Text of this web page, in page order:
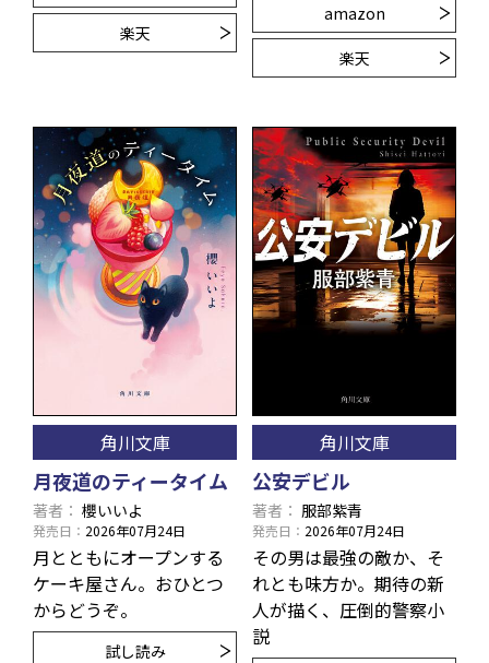
楽天
amazon
楽天
角川文庫
月夜道のティータイム
著者 櫻いいよ
発売日 2026年07月24日
月とともにオープンする
ケーキ屋さん。おひとつ
からどうぞ。
試し読み
角川文庫
公安デビル
著者 服部紫青
発売日 2026年07月24日
その男は最強の敵か、そ
れとも味方か。期待の新
人が描く、圧倒的警察小
説